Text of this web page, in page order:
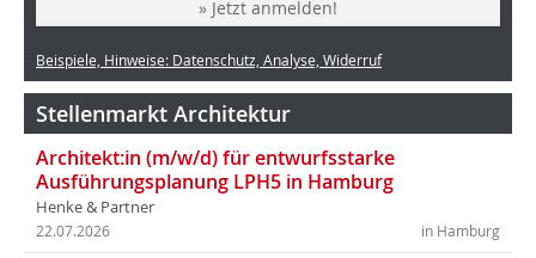
» Jetzt anmelden!
Beispiele, Hinweise: Datenschutz, Analyse, Widerruf
Stellenmarkt Architektur
Architekt:in (m/w/d) für entwurfsstarke
Ausführungsplanung LPH5 in Hamburg
Henke & Partner
in Hamburg
22.07.2026